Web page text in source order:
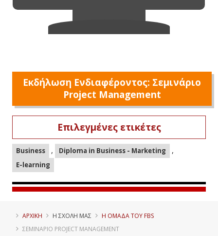
Εκδήλωση Ενδιαφέροντος: Σεμινάριο
Project Management
Επιλεγμένες ετικέτες
Business , Diploma in Business - Marketing ,
E-learning
ΑΡΧΙΚΗ Η ΣΧΟΛΗ ΜΑΣ
Η ΟΜΑΔΑ ΤΟΥ FBS
ΣΕΜΙΝΆΡΙΟ PROJECT MANAGEMENT